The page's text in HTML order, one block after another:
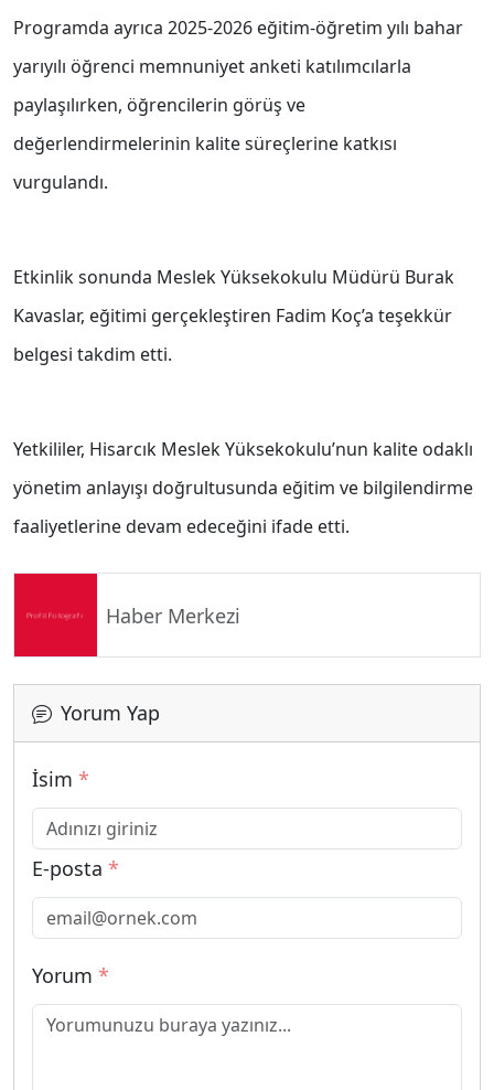
Programda ayrıca 2025-2026 eğitim-öğretim yılı bahar
yarıyılı öğrenci memnuniyet anketi katılımcılarla
paylaşılırken, öğrencilerin görüş ve
değerlendirmelerinin kalite süreçlerine katkısı
vurgulandı.
Etkinlik sonunda Meslek Yüksekokulu Müdürü Burak
Kavaslar, eğitimi gerçekleştiren Fadim Koç’a teşekkür
belgesi takdim etti.
Yetkililer, Hisarcık Meslek Yüksekokulu’nun kalite odaklı
yönetim anlayışı doğrultusunda eğitim ve bilgilendirme
faaliyetlerine devam edeceğini ifade etti.
Haber Merkezi
Yorum Yap
İsim *
E-posta *
Yorum *